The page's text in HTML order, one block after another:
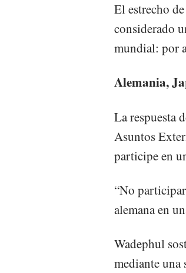
El estrecho
considerado
mundial: por
Alemania,
La respuesta
Asuntos
participe en
“No
alemana en
Wadephul
mediante una